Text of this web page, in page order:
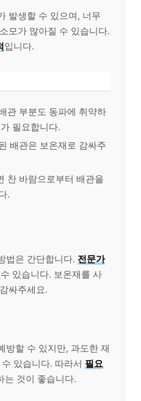
발생할 수 있으며, 너무
모가 많아질 수 있습니다.
입니다.
관 부분도 동파에 취약하
필요합니다.
배관은 보온재로 감싸주
찬 바람으로부터 배관을
.
법은 간단합니다. 전문가
있습니다. 보온재를 사
싸주세요.
방할 수 있지만, 과도한 재
있습니다. 따라서 필요
는 것이 좋습니다.